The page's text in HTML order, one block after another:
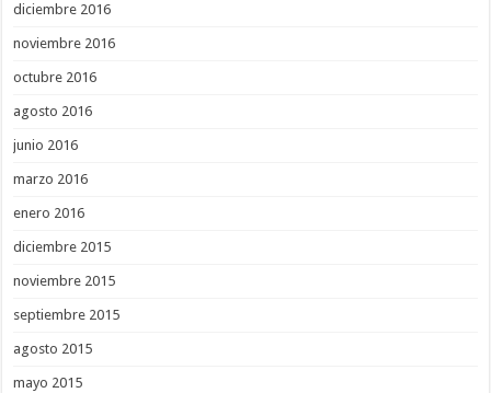
diciembre 2016
noviembre 2016
octubre 2016
agosto 2016
junio 2016
marzo 2016
enero 2016
diciembre 2015
noviembre 2015
septiembre 2015
agosto 2015
mayo 2015